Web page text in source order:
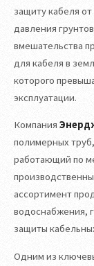
защиту кабеля
давления
вмешательства
для кабеля в
которого
эксплуатации.
Компания
полимерных
работающий по
ассортимент
водоснабжения,
защиты
Одним из